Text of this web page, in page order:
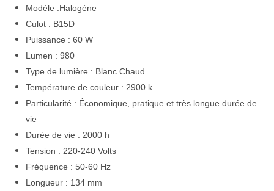
Modèle :Halogène
Culot : B15D
Puissance : 60 W
Lumen : 980
Type de lumière : Blanc Chaud
Température de couleur : 2900 k
Particularité : Économique, pratique et très longue durée de
vie
Durée de vie : 2000 h
Tension : 220-240 Volts
Fréquence : 50-60 Hz
Longueur : 134 mm